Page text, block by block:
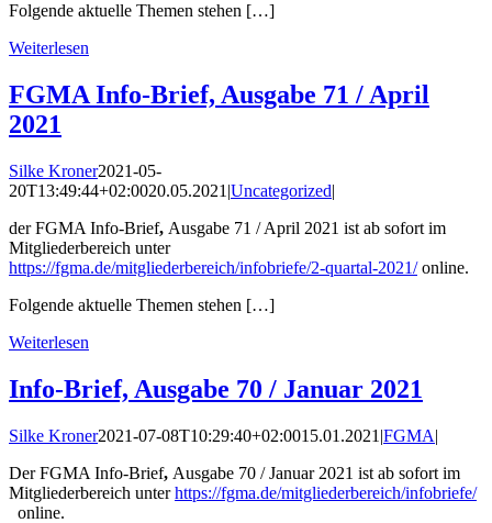
Folgende aktuelle Themen stehen […]
Weiterlesen
FGMA Info-Brief, Ausgabe 71 / April
2021
Silke Kroner2021-05-
20T13:49:44+02:0020.05.2021 |Uncategorized|
der FGMA Info-Brief, Ausgabe 71 / April 2021 ist ab sofort im
Mitgliederbereich unter
https://fgma.de/mitgliederbereich/infobriefe/2-quartal-2021/online.
Folgende aktuelle Themen stehen […]
Weiterlesen
Info-Brief, Ausgabe 70 / Januar 2021
Silke Kroner2021-07-08T10:29:40+02:0015.01.2021 |FGMA|
Der FGMA Info-Brief, Ausgabe 70 / Januar 2021 ist ab sofort im
Mitgliederbereich unterhttps://fgma.de/mitgliederbereich/infobriefe/
online.